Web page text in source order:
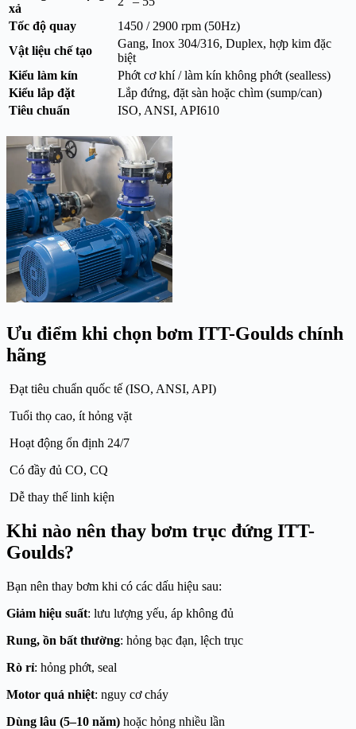
xả
Tốc độ quay
1450 / 2900 rpm (50Hz)
Vật liệu chế tạo
Gang, Inox 304/316, Duplex, hợp kim đặc
biệt
Kiểu làm kín
Phớt cơ khí / làm kín không phớt (sealless)
Kiểu lắp đặt
Lắp đứng, đặt sàn hoặc chìm (sump/can)
Tiêu chuẩn
ISO, ANSI, API610
Ưu điểm khi chọn bơm ITT-Goulds chính
hãng
Đạt tiêu chuẩn quốc tế (ISO, ANSI, API)
Tuổi thọ cao, ít hỏng vặt
Hoạt động ổn định 24/7
Có đầy đủ CO, CQ
Dễ thay thế linh kiện
Khi nào nên thay bơm trục đứng ITT-
Goulds?
Bạn nên thay bơm khi có các dấu hiệu sau:
Giảm hiệu suất: lưu lượng yếu, áp không đủ
Rung, ồn bất thường: hỏng bạc đạn, lệch trục
Rò rỉ: hỏng phớt, seal
Motor quá nhiệt: nguy cơ cháy
Dùng lâu (5–10 năm) hoặc hỏng nhiều lần